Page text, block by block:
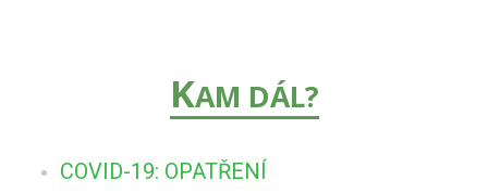
KAM DÁL?
COVID-19: OPATŘENÍ